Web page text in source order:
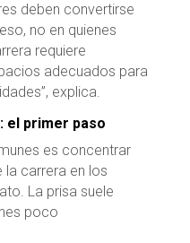
deben convertirse
no en quienes
requiere
adecuados para
explica.
el primer paso
es concentrar
carrera en los
La prisa suele
poco